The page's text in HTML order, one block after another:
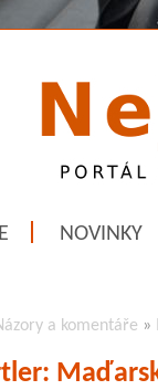
NOVINKY
a komentáře »